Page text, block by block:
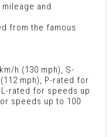
and
from the famous
h (130 mph), S-
mph), P-rated for
rated for speeds up
speeds up to 100